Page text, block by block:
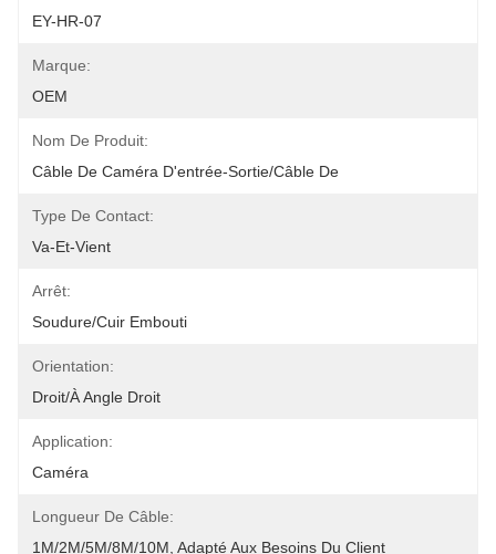
EY-HR-07
Marque:
OEM
Nom De Produit:
Câble De Caméra D'entrée-Sortie/câble De
Type De Contact:
Va-Et-Vient
Arrêt:
Soudure/cuir Embouti
Orientation:
Droit/à Angle Droit
Application:
Caméra
Longueur De Câble:
1M/2M/5M/8M/10M, Adapté Aux Besoins Du Client